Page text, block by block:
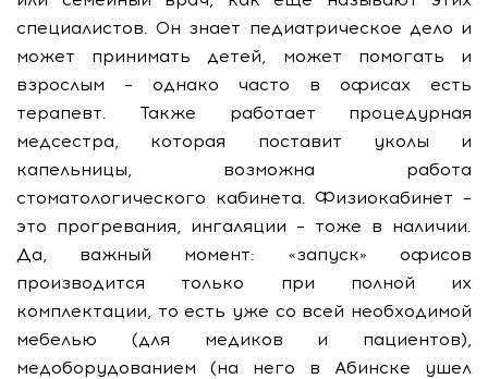
специалистов. Он знает педиатрическое дело и
может принимать детей, может помогать и
взрослым – однако часто в офисах есть
терапевт. Также работает процедурная
медсестра, которая поставит уколы и
капельницы, возможна работа
стоматологического кабинета. Физиокабинет –
это прогревания, ингаляции – тоже в наличии.
Да, важный момент: «запуск» офисов
производится только при полной их
комплектации, то есть уже со всей необходимой
мебелью (для медиков и пациентов),
медоборудованием (на него в Абинске ушел